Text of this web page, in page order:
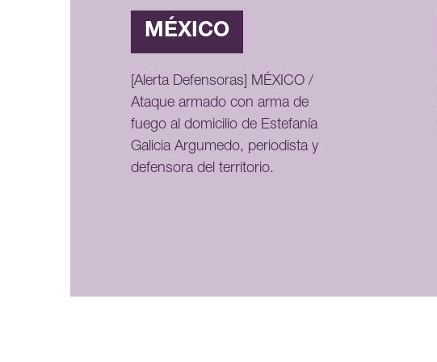
MÉXICO
[Alerta Defensoras] MÉXICO /
Ataque armado con arma de
fuego al domicilio de Estefanía
Galicia Argumedo, periodista y
defensora del territorio.